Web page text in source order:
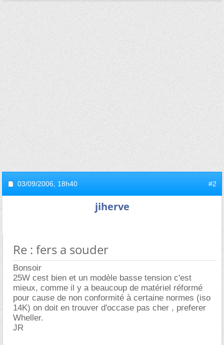
03/09/2006, 18h40 #2
jiherve
Re : fers a souder
Bonsoir
25W cest bien et un modèle basse tension c'est
mieux, comme il y a beaucoup de matériel réformé
pour cause de non conformité à certaine normes (iso
14K) on doit en trouver d'occase pas cher , preferer
Wheller.
JR